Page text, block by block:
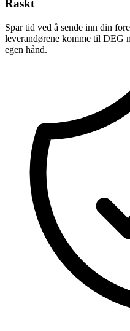
Raskt
Spar tid ved å sende inn din
leverandørene komme til DEG
egen hånd.